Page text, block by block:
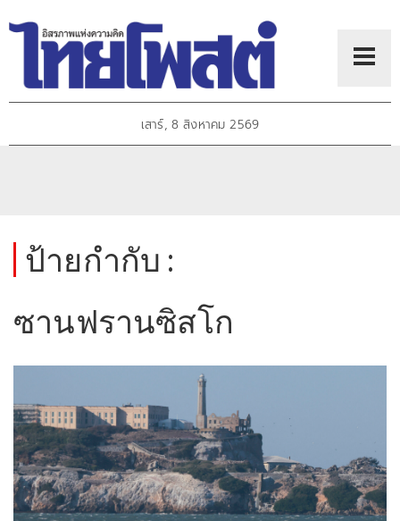
เสาร์, 8 สิงหาคม 2569
ป้ายกำกับ :
ซานฟรานซิสโก